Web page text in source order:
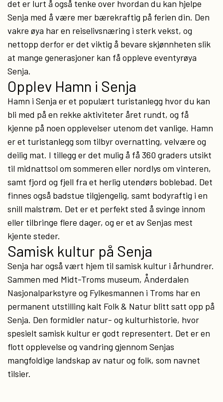
det er lurt å også tenke over hvordan du kan hjelpe
Senja med å være mer bærekraftig på ferien din. Den
vakre øya har en reiselivsnæring i sterk vekst, og
nettopp derfor er det viktig å bevare skjønnheten slik
at mange generasjoner kan få oppleve eventyrøya
Senja.
Opplev Hamn i Senja
Hamn i Senja er et populært turistanlegg hvor du kan
bli med på en rekke aktiviteter året rundt, og få
kjenne på noen opplevelser utenom det vanlige. Hamn
er et turistanlegg som tilbyr overnatting, velvære og
deilig mat. I tillegg er det mulig å få 360 graders utsikt
til midnattsol om sommeren eller nordlys om vinteren,
samt fjord og fjell fra et herlig utendørs boblebad. Det
finnes også badstue tilgjengelig, samt bodyraftig i en
snill malstrøm. Det er et perfekt sted å svinge innom
eller tilbringe flere dager, og er et av Senjas mest
kjente steder.
Samisk kultur på Senja
Senja har også vært hjem til samisk kultur i århundrer.
Sammen med Midt-Troms museum, Ånderdalen
Nasjonalparkstyre og Fylkesmannen i Troms har en
permanent utstilling kalt Folk & Natur blitt satt opp på
Senja. Den formidler natur- og kulturhistorie, hvor
spesielt samisk kultur er godt representert. Det er en
flott opplevelse og vandring gjennom Senjas
mangfoldige landskap av natur og folk, som navnet
tilsier.